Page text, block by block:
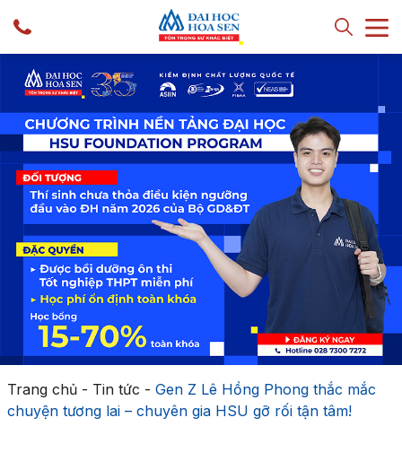
Trang chủ- Tin tức - Gen Z Lê Hồng Phong thắc mắc
chuyện tương lai – chuyên gia HSU gỡ rối tận tâm!